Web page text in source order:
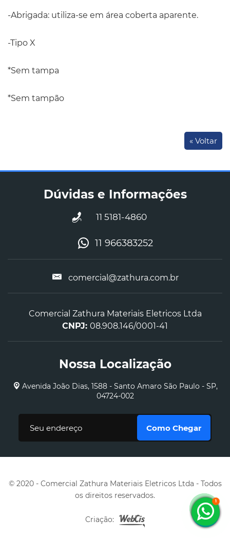
-Abrigada: utiliza-se em área coberta aparente.
-Tipo X
*Sem tampa
*Sem tampão
« Voltar
Dúvidas e Informações
11 5181-4860
11 966383252
comercial@zathura.com.br
Comercial Zathura Materiais Eletricos Ltda
CNPJ: 08.908.146/0001-41
Nossa Localização
Avenida João Dias, 1588 - Santo Amaro São Paulo - SP,
04724-002
© 2020 - Comercial Zathura Materiais Eletricos Ltda - Todos
os direitos reservados.
Criação: